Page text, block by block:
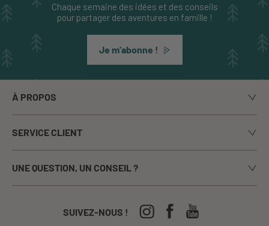
Chaque semaine des idées et des conseils
pour partager des aventures en famille !
Je m’abonne !
À PROPOS
Notre histoire
Le blog
Nos marques
La presse en parle
Nos Festivals
SERVICE CLIENT
Livraison
Paiement sécurisé
Echanges / Retours
UNE QUESTION, UN CONSEIL ?
Appelez-nous du lundi au vendredi de 9h00 à 17h00
04-50-63-93-44
SUIVEZ-NOUS !